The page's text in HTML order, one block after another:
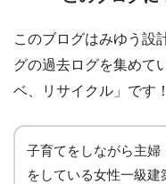
このブログはみゆう設
グの過去ログを集めて
ベ、リサイクル」です
子育てをしながら主婦
をしている女性一級